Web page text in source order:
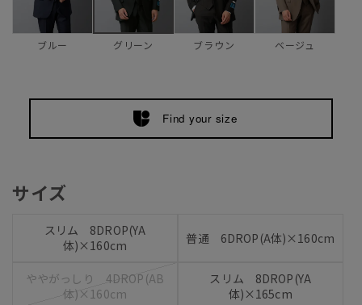
ブルー グリーン ブラウン ベージュ
Find your size
サイズ
スリム 8DROP(YA
体)×160cm
普通 6DROP(A体)×160cm
ややがっしり 4DROP(AB
体)×160cm
スリム 8DROP(YA
体)×165cm